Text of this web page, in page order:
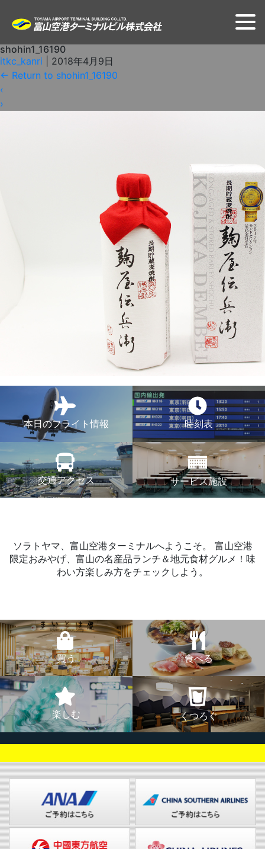
shohin1_16190
itkc_kanri
2018年4月9日
← Return to shohin1_16190
‹
›
本日のフライト情報 時刻表
交通アクセス サービス施設
ソラトヤマ、富山空港ターミナルへようこそ。
富山空港
限定おみやげ、富山の名産品ランチ＆地元食材グルメ！味
わい方楽しみ方をチェックしよう。
買う 食べる
楽しむ くつろぐ